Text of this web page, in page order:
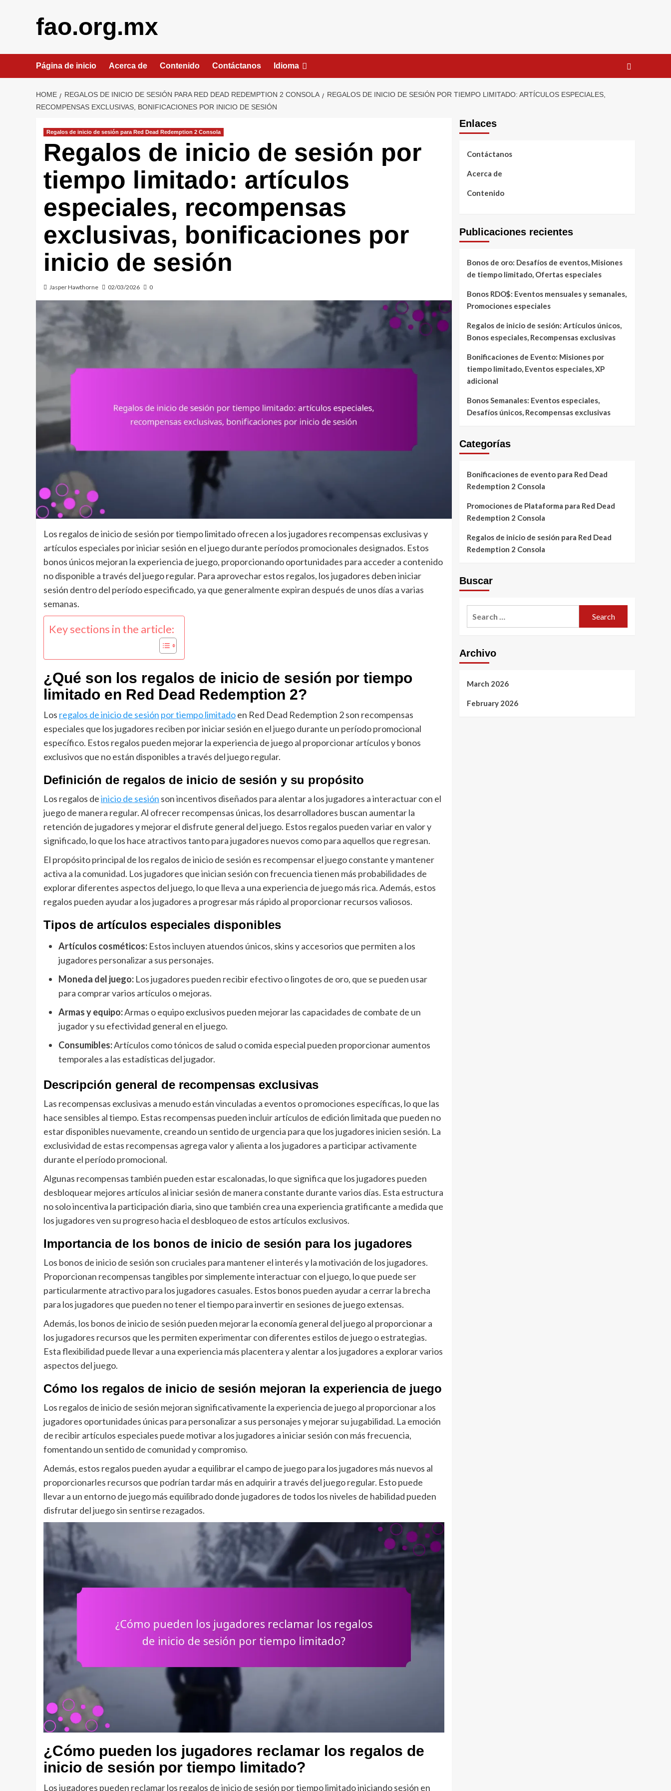
fao.org.mx
Página de inicio Acerca de Contenido Contáctanos Idioma
HOME REGALOS DE INICIO DE SESIÓN PARA RED DEAD REDEMPTION 2 CONSOLA
REGALOS DE INICIO DE SESIÓN POR TIEMPO LIMITADO: ARTÍCULOS ESPECIALES,
RECOMPENSAS EXCLUSIVAS, BONIFICACIONES POR INICIO DE SESIÓN
Regalos de inicio de sesión para Red Dead Redemption 2 Consola
Regalos de inicio de sesión por
tiempo limitado: artículos
especiales, recompensas
exclusivas, bonificaciones por
inicio de sesión
Jasper Hawthorne 02/03/2026 0
Los regalos de inicio de sesión por tiempo limitado ofrecen a los jugadores recompensas exclusivas y
artículos especiales por iniciar sesión en el juego durante períodos promocionales designados. Estos
bonos únicos mejoran la experiencia de juego, proporcionando oportunidades para acceder a contenido
no disponible a través del juego regular. Para aprovechar estos regalos, los jugadores deben iniciar
sesión dentro del período especificado, ya que generalmente expiran después de unos días a varias
semanas.
Key sections in the article:
¿Qué son los regalos de inicio de sesión por tiempo
limitado en Red Dead Redemption 2?
Los regalos de inicio de sesión por tiempo limitadoen Red Dead Redemption 2 son recompensas
especiales que los jugadores reciben por iniciar sesión en el juego durante un período promocional
específico. Estos regalos pueden mejorar la experiencia de juego al proporcionar artículos y bonos
exclusivos que no están disponibles a través del juego regular.
Definición de regalos de inicio de sesión y su propósito
Los regalos deinicio de sesión son incentivos diseñados para alentar a los jugadores a interactuar con el
juego de manera regular. Al ofrecer recompensas únicas, los desarrolladores buscan aumentar la
retención de jugadores y mejorar el disfrute general del juego. Estos regalos pueden variar en valor y
significado, lo que los hace atractivos tanto para jugadores nuevos como para aquellos que regresan.
El propósito principal de los regalos de inicio de sesión es recompensar el juego constante y mantener
activa a la comunidad. Los jugadores que inician sesión con frecuencia tienen más probabilidades de
explorar diferentes aspectos del juego, lo que lleva a una experiencia de juego más rica. Además, estos
regalos pueden ayudar a los jugadores a progresar más rápido al proporcionar recursos valiosos.
Tipos de artículos especiales disponibles
Artículos cosméticos: Estos incluyen atuendos únicos, skins y accesorios que permiten a los
jugadores personalizar a sus personajes.
Moneda del juego: Los jugadores pueden recibir efectivo o lingotes de oro, que se pueden usar
para comprar varios artículos o mejoras.
Armas y equipo:Armas o equipo exclusivos pueden mejorar las capacidades de combate de un
jugador y su efectividad general en el juego.
Consumibles:Artículos como tónicos de salud o comida especial pueden proporcionar aumentos
temporales a las estadísticas del jugador.
Descripción general de recompensas exclusivas
Las recompensas exclusivas a menudo están vinculadas a eventos o promociones específicas, lo que las
hace sensibles al tiempo. Estas recompensas pueden incluir artículos de edición limitada que pueden no
estar disponibles nuevamente, creando un sentido de urgencia para que los jugadores inicien sesión. La
exclusividad de estas recompensas agrega valor y alienta a los jugadores a participar activamente
durante el período promocional.
Algunas recompensas también pueden estar escalonadas, lo que significa que los jugadores pueden
desbloquear mejores artículos al iniciar sesión de manera constante durante varios días. Esta estructura
no solo incentiva la participación diaria, sino que también crea una experiencia gratificante a medida que
los jugadores ven su progreso hacia el desbloqueo de estos artículos exclusivos.
Importancia de los bonos de inicio de sesión para los jugadores
Los bonos de inicio de sesión son cruciales para mantener el interés y la motivación de los jugadores.
Proporcionan recompensas tangibles por simplemente interactuar con el juego, lo que puede ser
particularmente atractivo para los jugadores casuales. Estos bonos pueden ayudar a cerrar la brecha
para los jugadores que pueden no tener el tiempo para invertir en sesiones de juego extensas.
Además, los bonos de inicio de sesión pueden mejorar la economía general del juego al proporcionar a
los jugadores recursos que les permiten experimentar con diferentes estilos de juego o estrategias.
Esta flexibilidad puede llevar a una experiencia más placentera y alentar a los jugadores a explorar varios
aspectos del juego.
Cómo los regalos de inicio de sesión mejoran la experiencia de juego
Los regalos de inicio de sesión mejoran significativamente la experiencia de juego al proporcionar a los
jugadores oportunidades únicas para personalizar a sus personajes y mejorar su jugabilidad. La emoción
de recibir artículos especiales puede motivar a los jugadores a iniciar sesión con más frecuencia,
fomentando un sentido de comunidad y compromiso.
Además, estos regalos pueden ayudar a equilibrar el campo de juego para los jugadores más nuevos al
proporcionarles recursos que podrían tardar más en adquirir a través del juego regular. Esto puede
llevar a un entorno de juego más equilibrado donde jugadores de todos los niveles de habilidad pueden
disfrutar del juego sin sentirse rezagados.
¿Cómo pueden los jugadores reclamar los regalos de
inicio de sesión por tiempo limitado?
Los jugadores pueden reclamar los regalos de inicio de sesión por tiempo limitado iniciando sesión en
Enlaces
Contáctanos
Acerca de
Contenido
Publicaciones recientes
Bonos de oro: Desafíos de eventos, Misiones
de tiempo limitado, Ofertas especiales
Bonos RDO$: Eventos mensuales y semanales,
Promociones especiales
Regalos de inicio de sesión: Artículos únicos,
Bonos especiales, Recompensas exclusivas
Bonificaciones de Evento: Misiones por
tiempo limitado, Eventos especiales, XP
adicional
Bonos Semanales: Eventos especiales,
Desafíos únicos, Recompensas exclusivas
Categorías
Bonificaciones de evento para Red Dead
Redemption 2 Consola
Promociones de Plataforma para Red Dead
Redemption 2 Consola
Regalos de inicio de sesión para Red Dead
Redemption 2 Consola
Buscar
Archivo
March 2026
February 2026